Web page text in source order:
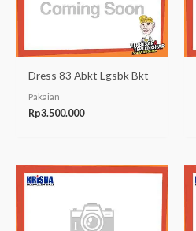
Dress 83 Abkt Lgsbk Bkt
Pakaian
Rp3.500.000